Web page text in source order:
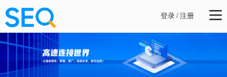
登录/注册